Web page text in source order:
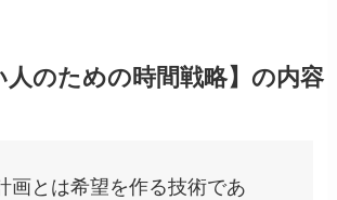
人のための時間戦略】の内容
画とは希望を作る技術であ